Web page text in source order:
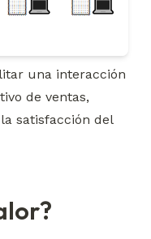
una interacción
de ventas,
satisfacción del